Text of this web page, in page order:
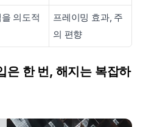
의도적
프레이밍 효과, 주
의 편향
한 번, 해지는 복잡하